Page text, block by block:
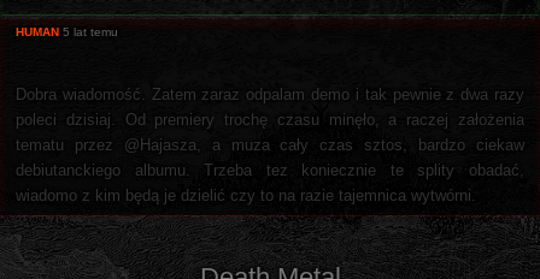
HUMAN 5 lat temu
Dobra wiadomość. Zatem zaraz odpalam demo i tak pewnie z dwa razy
poleci dzisiaj. Od premiery trochę czasu minęło, a raczej założenia
tematu przez @Hajasza, a muza cały czas sztos, bardzo ciekaw
debiutanckiego albumu. Trzeba tez koniecznie te splity obadać,
wiadomo z kim będą je dzielić czy to na razie tajemnica wytwórni.